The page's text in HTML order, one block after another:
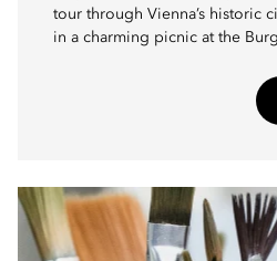
tour through Vienna’s historic
in a charming picnic at the